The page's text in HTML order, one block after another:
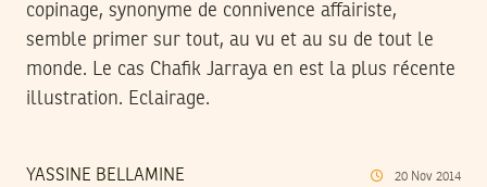
copinage, synonyme de connivence affairiste,
semble primer sur tout, au vu et au su de tout le
monde. Le cas Chafik Jarraya en est la plus récente
illustration. Eclairage.
YASSINE BELLAMINE 20 Nov 2014